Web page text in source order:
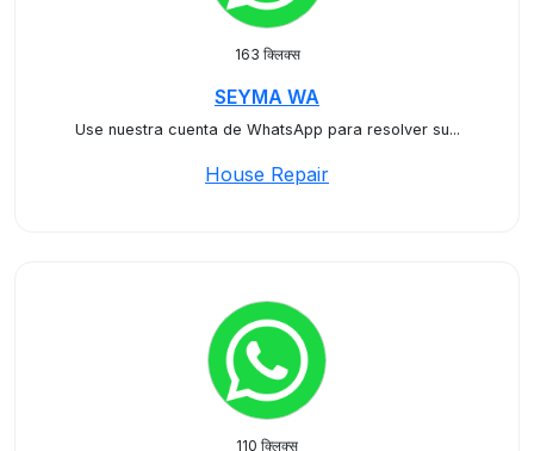
163 क्लिक्स
SEYMA WA
Use nuestra cuenta de WhatsApp para resolver su...
House Repair
110 क्लिक्स